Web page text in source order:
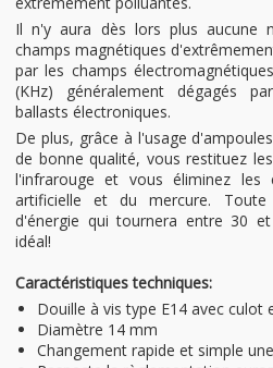
Il n'y aura dès lors plus aucune
champs magnétiques
par les champs
(KHz) généralement dégagés
ballasts électroniques.
De plus, grâce à l'usage
de bonne qualité, vous restituez
l'infrarouge et vous éliminez
artificielle et du mercure.
d'énergie qui tournera entre 30
idéal!
Caractéristiques techniques:
Douille à vis type E14 avec culot
Diamètre 14 mm
Changement rapide et simple